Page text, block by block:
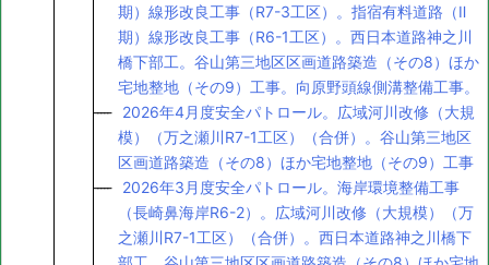
期）線形改良工事（R7-3工区）。指宿有料道路（Ⅱ
期）線形改良工事（R6-1工区）。西日本道路神之川
橋下部工。谷山第三地区区画道路築造（その8）ほか
宅地整地（その9）工事。向原野頭線側溝整備工事。
2026年4月度安全パトロール。広域河川改修（大規
模）（万之瀬川R7-1工区）（合併）。谷山第三地区
区画道路築造（その8）ほか宅地整地（その9）工事
2026年3月度安全パトロール。海岸環境整備工事
（長崎鼻海岸R6-2）。広域河川改修（大規模）（万
之瀬川R7-1工区）（合併）。西日本道路神之川橋下